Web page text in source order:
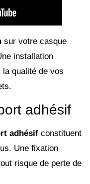
sur votre casque
installation
qualité de vos
adhésif
adhésif constituent
Une fixation
risque de perte de